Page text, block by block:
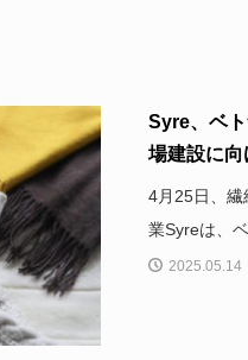
Syre、ベ
場建設に向
4月25日、繊
業Syreは、
2025.05.14